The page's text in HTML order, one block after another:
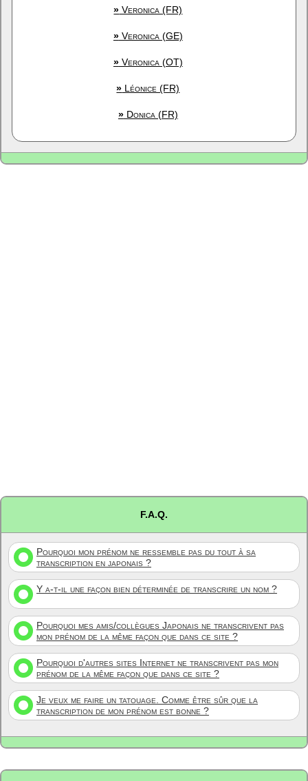
» Veronica (FR)
»Veronica (GE)
»Veronica (OT)
» Léonice (FR)
»Donica (FR)
F.A.Q.
Pourquoi mon prénom ne ressemble pas du tout à sa
transcription en japonais ?
Y a-t-il une façon bien déterminée de transcrire un nom ?
Pourquoi mes amis/collègues Japonais ne transcrivent pas
mon prénom de la même façon que dans ce site ?
Pourquoi d'autres sites Internet ne transcrivent pas mon
prénom de la même façon que dans ce site ?
Je veux me faire un tatouage. Comme être sûr que la
transcription de mon prénom est bonne ?